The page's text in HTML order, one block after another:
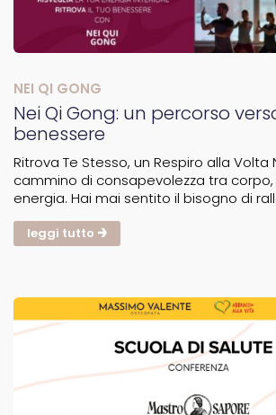
Nei Qi Gong: un percorso
benessere
NEI QI GONG
Ritrova Te Stesso, un Respiro alla Volta
cammino di consapevolezza tra
energia. Hai mai sentito il bisogno di
millenaria cinese che lavora sul corpo,
leggi tutto